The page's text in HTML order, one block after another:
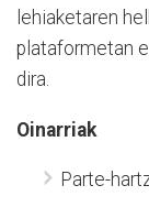
lehiaketaren
plataformetan
dira.
Oinarriak
Parte-